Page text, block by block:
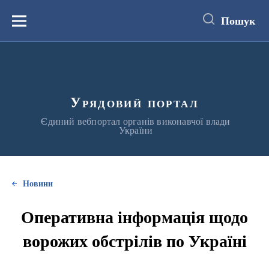
вмістуМеню Пошук
Урядовий портал
Єдиний вебпортал органів виконавчої влади
України
Новини
Оперативна інформація щодо
ворожих обстрілів по Україні